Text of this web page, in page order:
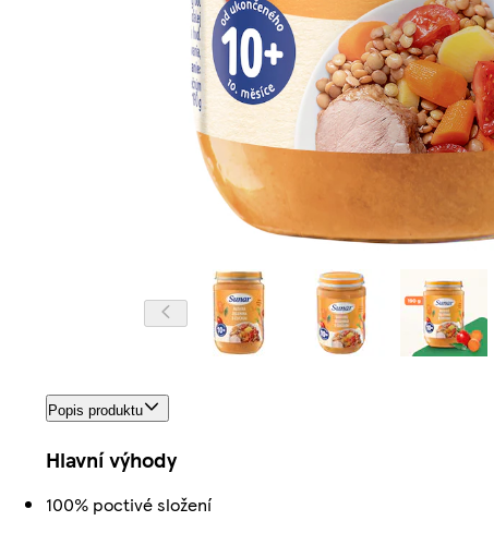
Popis produktu
Hlavní výhody
100% poctivé složení